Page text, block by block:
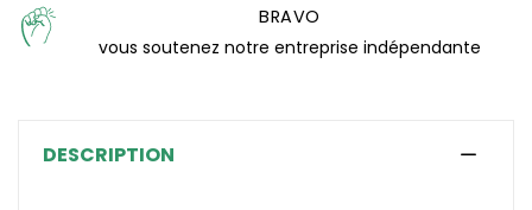
BRAVO
vous soutenez notre entreprise indépendante
DESCRIPTION